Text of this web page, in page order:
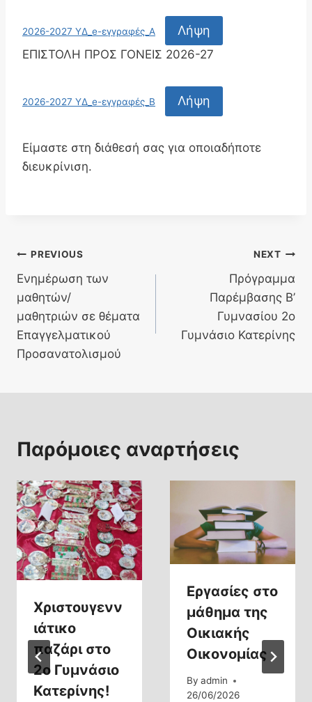
2026-2027 ΥΔ_e-εγγραφές_Α Λήψη
ΕΠΙΣΤΟΛΗ ΠΡΟΣ ΓΟΝΕΙΣ 2026-27
2026-2027 ΥΔ_e-εγγραφές_Β Λήψη
Είμαστε στη διάθεσή σας για οποιαδήποτε
διευκρίνιση.
Πλοήγηση
άρθρων
PREVIOUS
Ενημέρωση των
μαθητών/
μαθητριών σε θέματα
Επαγγελματικού
Προσανατολισμού
NEXT
Πρόγραμμα
Παρέμβασης Β’
Γυμνασίου 2ο
Γυμνάσιο Κατερίνης
Παρόμοιες αναρτήσεις
Χριστουγενν
ιάτικο
παζάρι στο
2ο Γυμνάσιο
Κατερίνης!
Εργασίες στο
μάθημα της
Οικιακής
Οικονομίας
By admin
26/06/2026